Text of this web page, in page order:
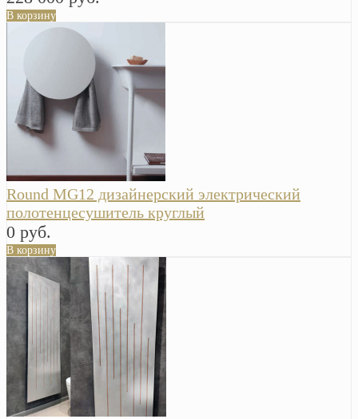
В корзину
Round MG12 дизайнерский электрический
полотенцесушитель круглый
0 руб.
В корзину